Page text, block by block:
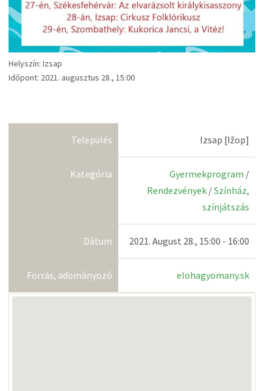
Helyszín: Izsap
Időpont: 2021. augusztus 28., 15:00
Település Izsap [Ižop]
Kategória Gyermekprogram /
Rendezvények /Színház,
színjátszás
Dátum 2021. August 28., 15:00 - 16:00
Forrás, adományozó elohagyomany.sk